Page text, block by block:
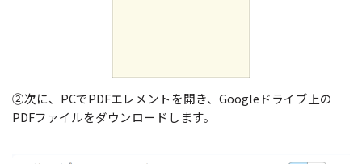
②次に、PCでPDFエレメントを開き、Googleドライブ上の
PDFファイルをダウンロードします。